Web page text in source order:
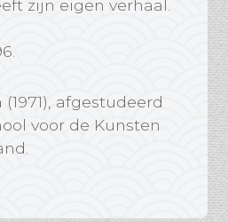
zijn eigen verhaal.
afgestudeerd
voor de Kunsten